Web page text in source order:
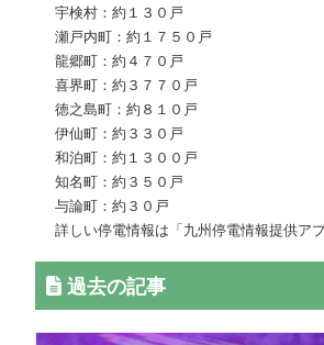
宇検村：約１３０戸
瀬戸内町：約１７５０戸
龍郷町：約４７０戸
喜界町：約３７７０戸
徳之島町：約８１０戸
伊仙町：約３３０戸
和泊町：約１３００戸
知名町：約３５０戸
与論町：約３０戸
詳しい停電情報は「九州停電情報提供ア
過去の記事